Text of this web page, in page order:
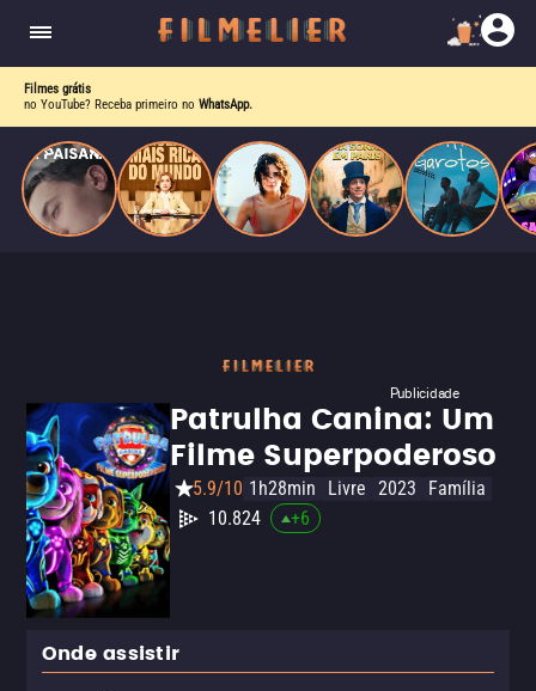
Filmes grátis
no YouTube? Receba primeiro no WhatsApp.
Publicidade
Patrulha Canina: Um
Filme Superpoderoso
5.9/10 1h28min Livre 2023
Família
10.824
+6
Onde assistir
quando se apaixona por um de seus alvos.